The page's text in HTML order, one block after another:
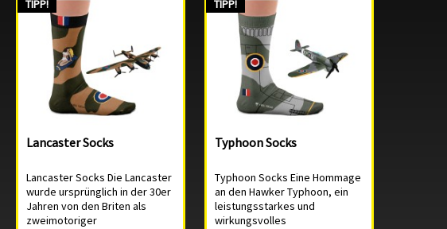
TIPP!
Lancaster Socks
Lancaster Socks Die Lancaster
wurde ursprünglich in der 30er
Jahren von den Briten als
zweimotoriger
TIPP!
Typhoon Socks
Typhoon Socks Eine Hommage
an den Hawker Typhoon, ein
leistungsstarkes und
wirkungsvolles